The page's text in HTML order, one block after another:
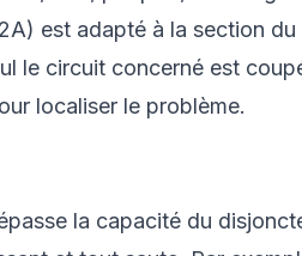
est adapté à la section du
le circuit concerné est
localiser le problème.
la capacité du